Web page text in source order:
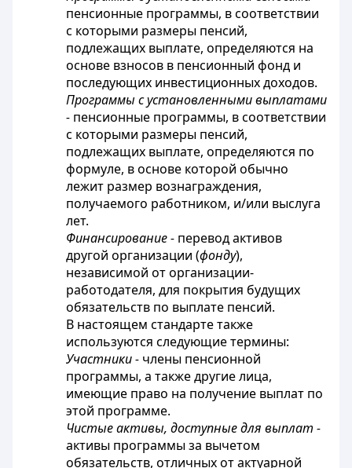
пенсионные программы, в соответствии
с которыми размеры пенсий,
подлежащих выплате, определяются на
основе взносов в пенсионный фонд и
последующих инвестиционных доходов.
Программы с установленными выплатами
- пенсионные программы, в соответствии
с которыми размеры пенсий,
подлежащих выплате, определяются по
формуле, в основе которой обычно
лежит размер вознаграждения,
получаемого работником, и/или выслуга
лет.
Финансирование - перевод активов
другой организации (фонду),
независимой от организации-
работодателя, для покрытия будущих
обязательств по выплате пенсий.
В настоящем стандарте также
используются следующие термины:
Участники - члены пенсионной
программы, а также другие лица,
имеющие право на получение выплат по
этой программе.
Чистые активы, доступные для выплат -
активы программы за вычетом
обязательств, отличных от актуарной